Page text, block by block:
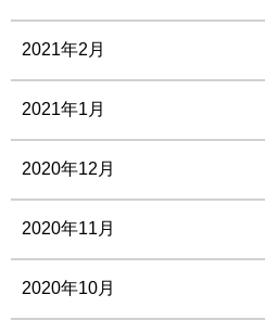
2021年2月
2021年1月
2020年12月
2020年11月
2020年10月